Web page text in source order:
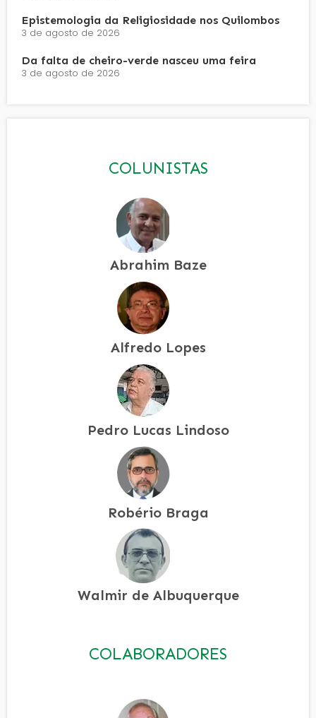
Epistemologia da Religiosidade nos Quilombos
3 de agosto de 2026
Da falta de cheiro-verde nasceu uma feira
3 de agosto de 2026
COLUNISTAS
Abrahim Baze
Alfredo Lopes
Pedro Lucas Lindoso
Robério Braga
Walmir de Albuquerque
COLABORADORES